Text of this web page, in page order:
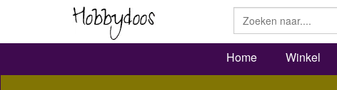
Home Winkel